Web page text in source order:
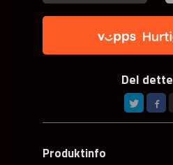
Del dette
Produktinfo